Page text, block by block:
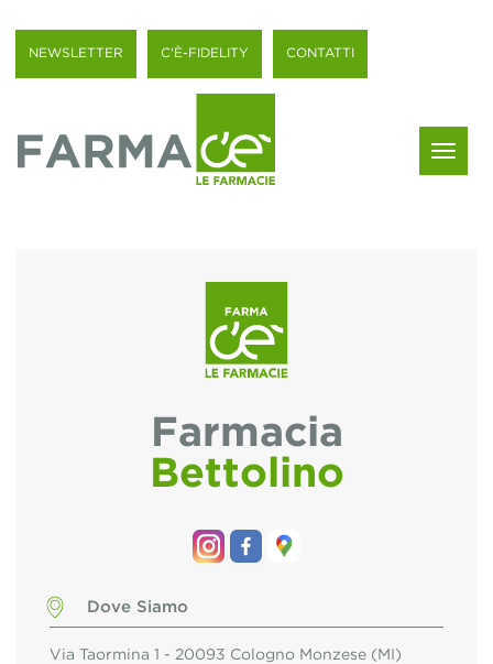
NEWSLETTER C'È-FIDELITY CONTATTI
Menu
Farmacia
Bettolino
Dove Siamo
Via Taormina 1 - 20093 Cologno Monzese (MI)